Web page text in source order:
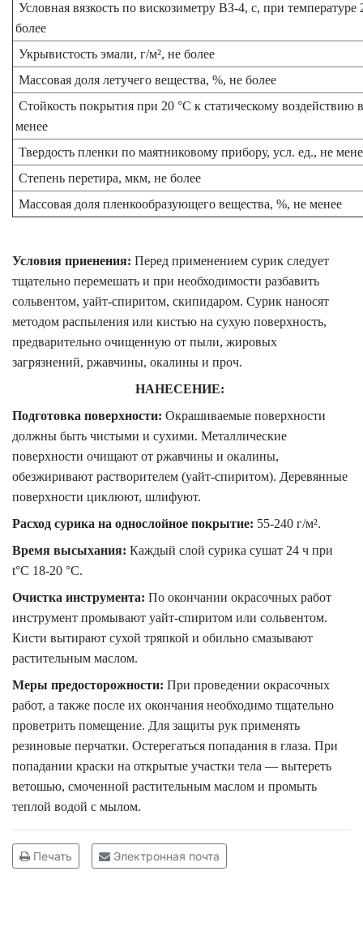
Условная вязкость по вискозиметру ВЗ-4, с, при температуре
более
Укрывистость эмали, г/м², не более
Массовая доля летучего вещества, %, не более
Стойкость покрытия при 20 °С к статическому воздействию
менее
Твердость пленки по маятниковому прибору, усл. ед., не
Степень перетира, мкм, не более
Массовая доля пленкообразующего вещества, %, не менее
Условия приенения: Перед применением сурик следует
тщательно перемешать и при необходимости разбавить
сольвентом, уайт-спиритом, скипидаром. Сурик наносят
методом распыления или кистью на сухую поверхность,
предварительно очищенную от пыли, жировых
загрязнений, ржавчины, окалины и проч.
НАНЕСЕНИЕ:
Подготовка поверхности: Окрашиваемые поверхности
должны быть чистыми и сухими. Металлические
поверхности очищают от ржавчины и окалины,
обезжиривают растворителем (уайт-спиритом). Деревянные
поверхности циклюют, шлифуют.
Расход сурика на однослойное покрытие: 55-240 г/м².
Время высыхания: Каждый слой сурика сушат 24 ч при
t°C 18-20 °С.
Очистка инструмента: По окончании окрасочных работ
инструмент промывают уайт-спиритом или сольвентом.
Кисти вытирают сухой тряпкой и обильно смазывают
растительным маслом.
Меры предосторожности: При проведении окрасочных
работ, а также после их окончания необходимо тщательно
проветрить помещение. Для защиты рук применять
резиновые перчатки. Остерегаться попадания в глаза. При
попадании краски на открытые участки тела — вытереть
ветошью, смоченной растительным маслом и промыть
теплой водой с мылом.
Печать Электронная почта